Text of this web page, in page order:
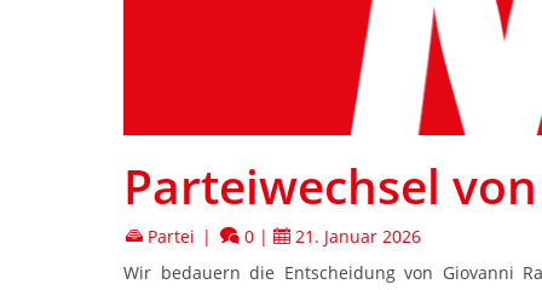
Parteiwechsel
Partei | 0 |
21. Januar 2026
Wir bedauern die Entscheidung von Giovanni